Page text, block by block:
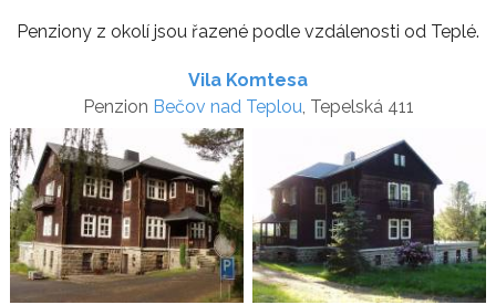
Penziony z okolí jsou řazené podle vzdálenosti od Teplé.
Vila Komtesa
Penzion Bečov nad Teplou , Tepelská 411